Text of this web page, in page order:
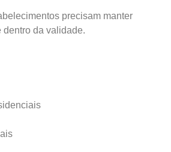
precisam manter
dentro da validade.